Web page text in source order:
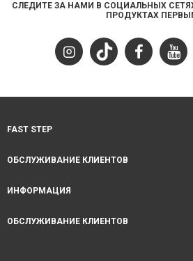
СЛЕДИТЕ ЗА НАМИ В СОЦИАЛЬНЫХ
ПРОДУКТАХ
FAST STEP
ОБСЛУЖИВАНИЕ КЛИЕНТОВ
ИНФОРМАЦИЯ
ОБСЛУЖИВАНИЕ КЛИЕНТОВ